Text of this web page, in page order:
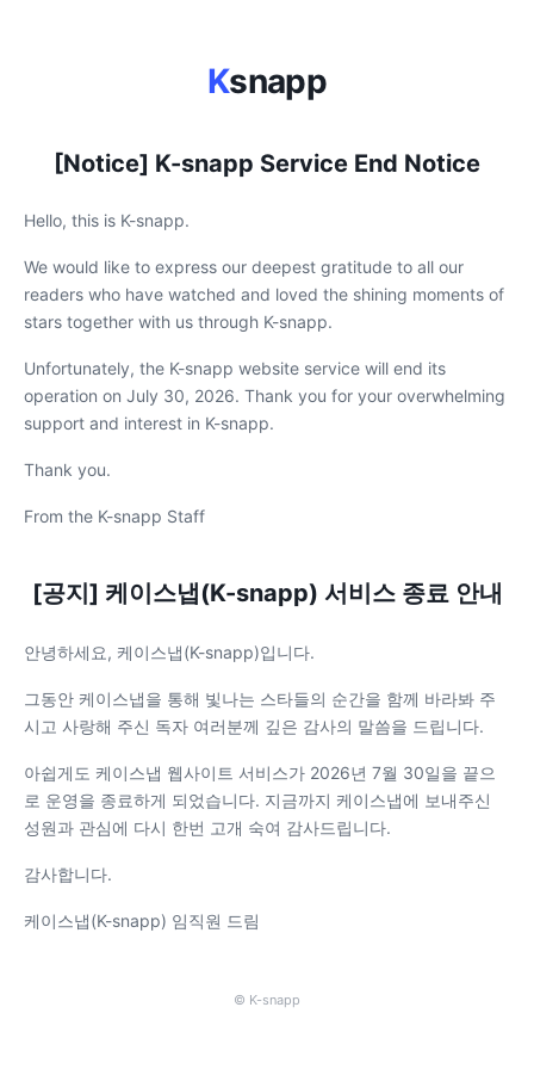
Ksnapp
[Notice] K-snapp Service End Notice
Hello, this is K-snapp.
We would like to express our deepest gratitude to all our
readers who have watched and loved the shining moments of
stars together with us through K-snapp.
Unfortunately, the K-snapp website service will end its
operation on July 30, 2026. Thank you for your overwhelming
support and interest in K-snapp.
Thank you.
From the K-snapp Staff
[공지] 케이스냅(K-snapp) 서비스 종료 안내
안녕하세요, 케이스냅(K-snapp)입니다.
그동안 케이스냅을 통해 빛나는 스타들의 순간을 함께 바라봐 주
시고 사랑해 주신 독자 여러분께 깊은 감사의 말씀을 드립니다.
아쉽게도 케이스냅 웹사이트 서비스가 2026년 7월 30일을 끝으
로 운영을 종료하게 되었습니다. 지금까지 케이스냅에 보내주신
성원과 관심에 다시 한번 고개 숙여 감사드립니다.
감사합니다.
케이스냅(K-snapp) 임직원 드림
© K-snapp